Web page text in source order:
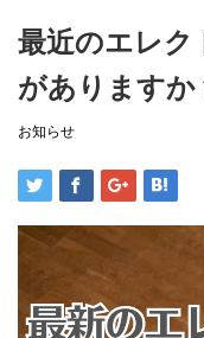
最近のエレク
がありますか
お知らせ
動
プ